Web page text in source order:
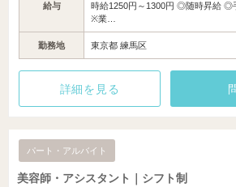
給与
時給1250円～1300円 ◎随時昇給 ◎
※業…
勤務地 東京都 練馬区
詳細を見る
パート・アルバイト
美容師・アシスタント｜シフト制